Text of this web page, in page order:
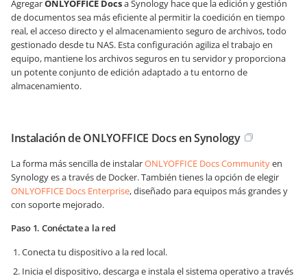
AgregarONLYOFFICE Docsa Synology hace que la edición y gestión
de documentos sea más eficiente al permitir la coedición en tiempo
real, el acceso directo y el almacenamiento seguro de archivos, todo
gestionado desde tu NAS. Esta configuración agiliza el trabajo en
equipo, mantiene los archivos seguros en tu servidor y proporciona
un potente conjunto de edición adaptado a tu entorno de
almacenamiento.
Instalación de ONLYOFFICE Docs en Synology
La forma más sencilla de instalarONLYOFFICE Docs Communityen
Synology es a través de Docker. También tienes la opción de elegir
ONLYOFFICE Docs Enterprise, diseñado para equipos más grandes y
con soporte mejorado.
Paso 1. Conéctate a la red
Conecta tu dispositivo a la red local.
Inicia el dispositivo, descarga e instala el sistema operativo a través